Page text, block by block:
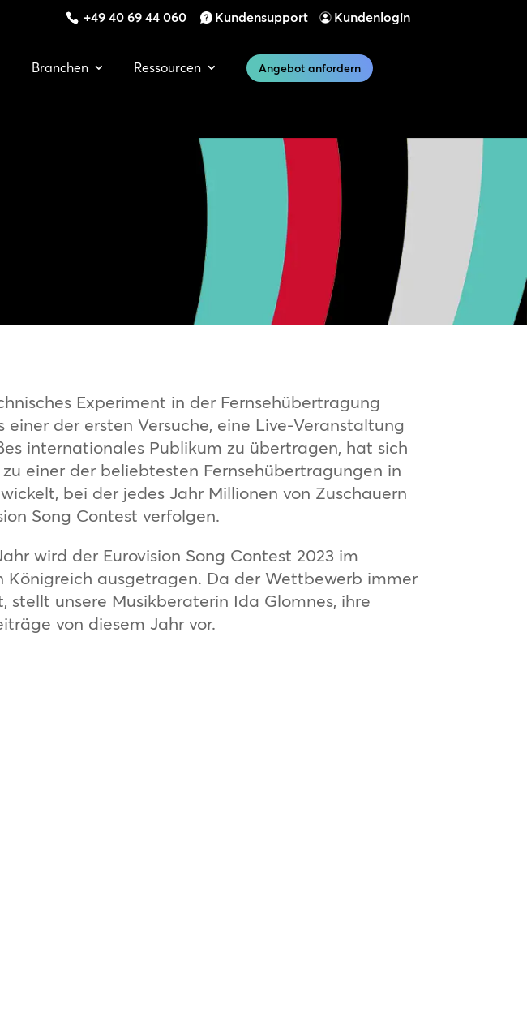
+49 40 69 44 060 Kundensupport Kundenlogin
Branchen Ressourcen Angebot anfordern
Experiment in der Fernsehübertragung
einer der ersten Versuche, eine Live-Veranstaltung
internationales Publikum zu übertragen, hat sich
zu einer der beliebtesten Fernsehübertragungen in
bei der jedes Jahr Millionen von Zuschauern
Song Contest verfolgen.
wird der Eurovision Song Contest 2023 im
Königreich ausgetragen. Da der Wettbewerb immer
stellt unsere Musikberaterin Ida Glomnes, ihre
von diesem Jahr vor.